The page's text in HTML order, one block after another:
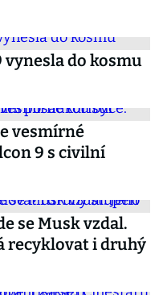
vynesla do kosmu
vesmírné
9 s civilní
se Musk vzdal.
recyklovat i druhý